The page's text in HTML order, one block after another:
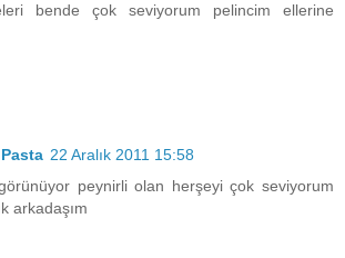
bende çok seviyorum pelincim ellerine
22 Aralık 2011 15:58
peynirli olan herşeyi çok seviyorum
arkadaşım